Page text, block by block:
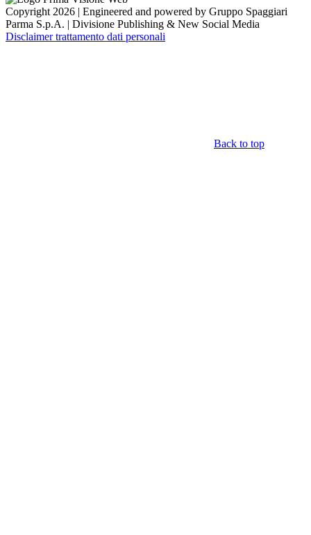
Copyright 2026 | Engineered and powered by Gruppo Spaggiari
Parma S.p.A. | Divisione Publishing & New Social Media
Disclaimer trattamento dati personali
Back to top